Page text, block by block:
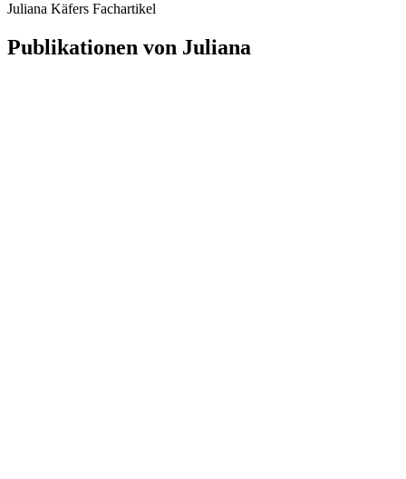
Juliana Käfers Fachartikel
Publikationen von Juliana